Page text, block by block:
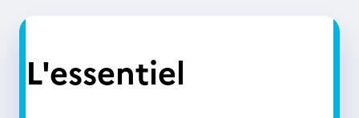
L'essentiel